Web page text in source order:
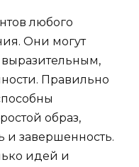
любого
Они могут
выразительным,
Правильно
образ,
и завершенность.
идей и